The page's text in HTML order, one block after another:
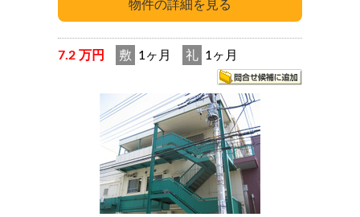
7.2 万円 敷 1ヶ月 礼 1ヶ月